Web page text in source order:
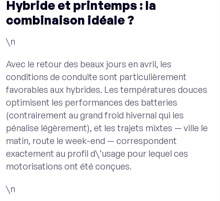
Hybride et printemps : la
combinaison idéale ?
\n
Avec le retour des beaux jours en avril, les
conditions de conduite sont particulièrement
favorables aux hybrides. Les températures douces
optimisent les performances des batteries
(contrairement au grand froid hivernal qui les
pénalise légèrement), et les trajets mixtes — ville le
matin, route le week-end — correspondent
exactement au profil d\’usage pour lequel ces
motorisations ont été conçues.
\n